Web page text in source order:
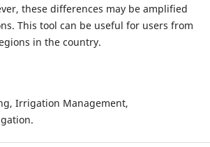
these differences may be amplified
This tool can be useful for users from
in the country.
Irrigation Management,